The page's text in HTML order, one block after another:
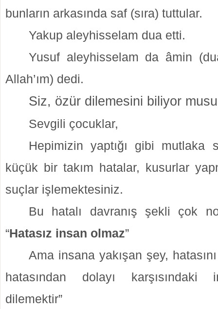
bunların arkasında saf (sıra) tuttular.
Yakup aleyhisselam dua etti.
Yusuf aleyhisselam da âmin
Allah’ım) dedi.
Siz, özür dilemesini biliyor
Sevgili çocuklar,
Hepimizin yaptığı gibi mutlaka
küçük bir takım hatalar, kusurlar
suçlar işlemektesiniz.
Bu hatalı davranış şekli çok
“Hatasız insan olmaz”
Ama insana yakışan şey,
hatasından dolayı karşısındaki
dilemektir”